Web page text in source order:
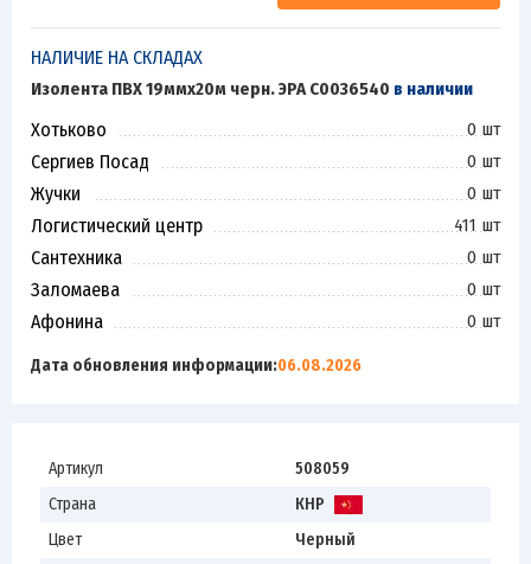
НАЛИЧИЕ НА СКЛАДАХ
Изолента ПВХ 19ммх20м черн. ЭРА C0036540 в наличии
Хотьково 0 шт
Сергиев Посад 0 шт
Жучки 0 шт
Логистический центр 411 шт
Сантехника 0 шт
Заломаева 0 шт
Афонина 0 шт
Дата обновления информации:06.08.2026
Артикул
508059
Страна
КНР
Цвет
Черный